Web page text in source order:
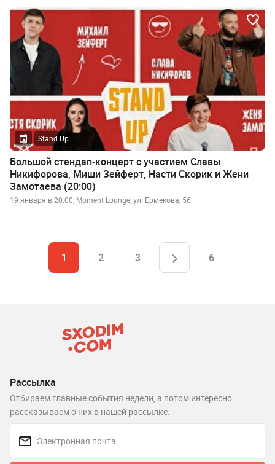
Stand Up
Большой стендап-концерт с участием Славы
Никифорова, Миши Зейферт, Насти Скорик и Жени
Замотаева (20:00)
19 января в 20:00, Moment Lounge, ул. Ермекова, 56
1 2 3 6
Рассылка
Отбираем главные события недели, а потом интересно
рассказываем о них в нашей рассылке.